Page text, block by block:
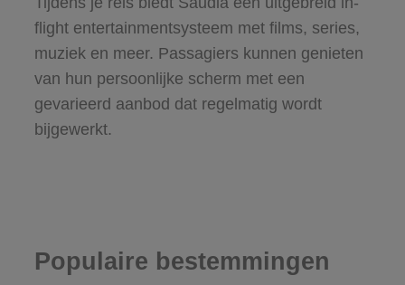
flight entertainmentsysteem met films, series,
muziek en meer. Passagiers kunnen genieten
van hun persoonlijke scherm met een
gevarieerd aanbod dat regelmatig wordt
bijgewerkt.
Populaire bestemmingen